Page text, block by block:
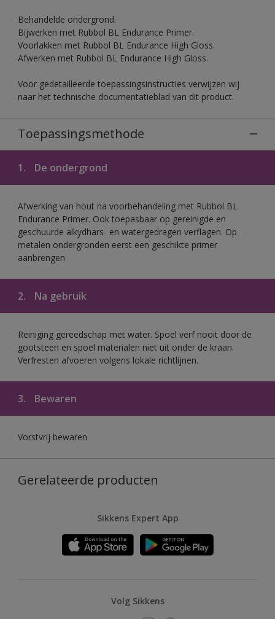
Behandelde ondergrond.
Bijwerken met Rubbol BL Endurance Primer.
Voorlakken met Rubbol BL Endurance High Gloss.
Afwerken met Rubbol BL Endurance High Gloss.
Voor gedetailleerde toepassingsinstructies verwijzen wij
naar het technische documentatieblad van dit product.
Toepassingsmethode
1. De ondergrond
Afwerking van hout na voorbehandeling met Rubbol BL
Endurance Primer. Ook toepasbaar op gereinigde en
geschuurde alkydhars- en watergedragen verflagen. Op
metalen ondergronden eerst een geschikte primer
aanbrengen
2. Na gebruik
Reiniging gereedschap met water. Spoel verf nooit door de
gootsteen en spoel materialen niet uit onder de kraan.
Verfresten afvoeren volgens lokale richtlijnen.
3. Bewaren
Vorstvrij bewaren
Gerelateerde producten
Sikkens Expert App
Volg Sikkens